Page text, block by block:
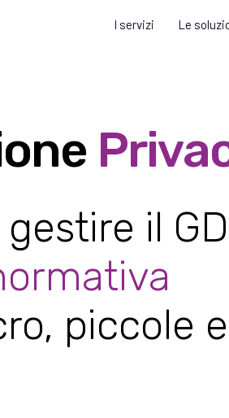
I servizi Le
il
piccole e